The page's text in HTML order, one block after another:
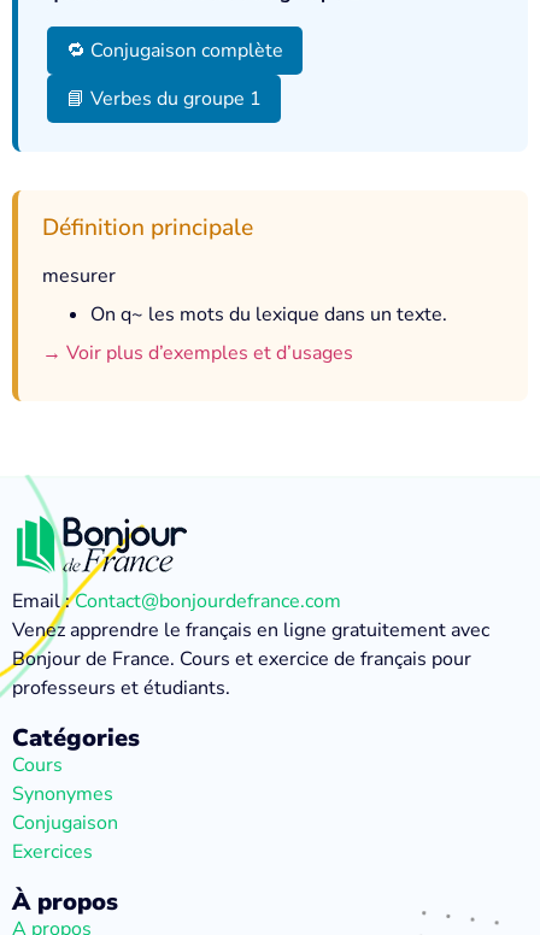
🔁 Conjugaison complète
📘 Verbes du groupe 1
Définition principale
mesurer
On q~ les mots du lexique dans un texte.
→ Voir plus d’exemples et d’usages
Email :Contact@bonjourdefrance.com
Venez apprendre le français en ligne gratuitement avec
Bonjour de France. Cours et exercice de français pour
professeurs et étudiants.
Catégories
Cours
Synonymes
Conjugaison
Exercices
À propos
A propos